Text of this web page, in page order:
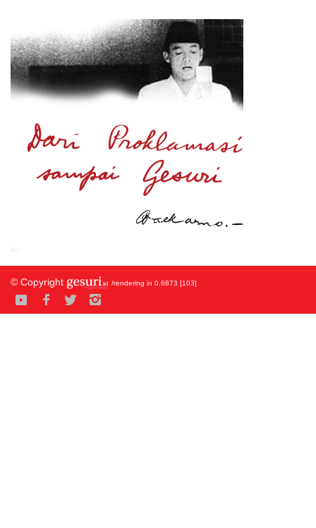
© Copyright /rendering in 0.6873 [103]